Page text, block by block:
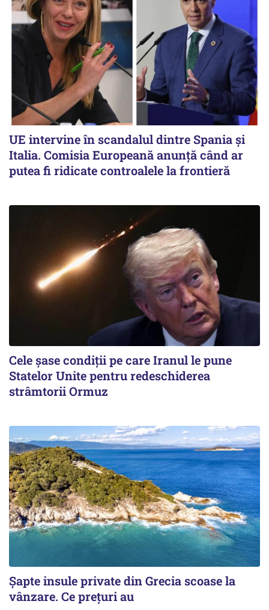
UE intervine în scandalul dintre Spania și
Italia. Comisia Europeană anunță când ar
putea fi ridicate controalele la frontieră
Cele șase condiții pe care Iranul le pune
Statelor Unite pentru redeschiderea
strâmtorii Ormuz
Șapte insule private din Grecia scoase la
vânzare. Ce prețuri au